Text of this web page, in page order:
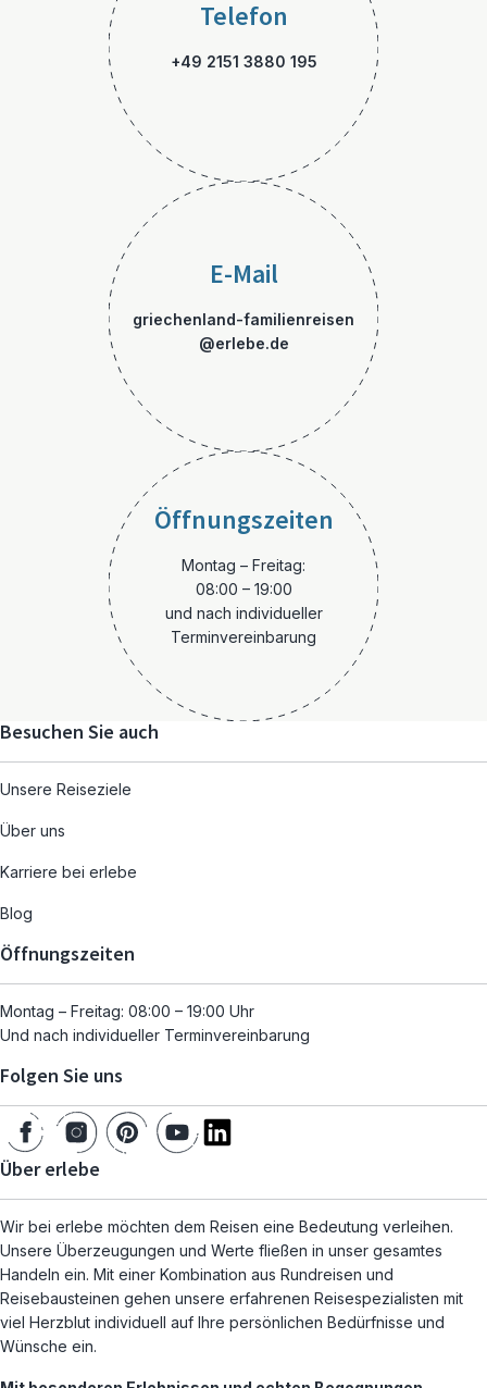
Telefon
+49 2151 3880 195
E-Mail
griechenland-familienreisen
@erlebe.de
Öffnungszeiten
Montag – Freitag:
08:00 – 19:00
und nach individueller
Terminvereinbarung
Besuchen Sie auch
Unsere Reiseziele
Über uns
Karriere bei erlebe
Blog
Öffnungszeiten
Montag – Freitag: 08:00 – 19:00 Uhr
Und nach individueller Terminvereinbarung
Folgen Sie uns
Über erlebe
Wir bei erlebe möchten dem Reisen eine Bedeutung verleihen.
Unsere Überzeugungen und Werte fließen in unser gesamtes
Handeln ein. Mit einer Kombination aus Rundreisen und
Reisebausteinen gehen unsere erfahrenen Reisespezialisten mit
viel Herzblut individuell auf Ihre persönlichen Bedürfnisse und
Wünsche ein.